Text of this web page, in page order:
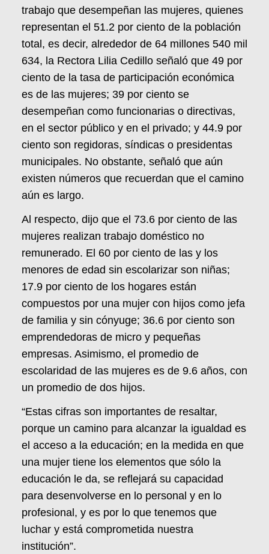
trabajo que desempeñan las mujeres, quienes
representan el 51.2 por ciento de la población
total, es decir, alrededor de 64 millones 540 mil
634, la Rectora Lilia Cedillo señaló que 49 por
ciento de la tasa de participación económica
es de las mujeres; 39 por ciento se
desempeñan como funcionarias o directivas,
en el sector público y en el privado; y 44.9 por
ciento son regidoras, síndicas o presidentas
municipales. No obstante, señaló que aún
existen números que recuerdan que el camino
aún es largo.
Al respecto, dijo que el 73.6 por ciento de las
mujeres realizan trabajo doméstico no
remunerado. El 60 por ciento de las y los
menores de edad sin escolarizar son niñas;
17.9 por ciento de los hogares están
compuestos por una mujer con hijos como jefa
de familia y sin cónyuge; 36.6 por ciento son
emprendedoras de micro y pequeñas
empresas. Asimismo, el promedio de
escolaridad de las mujeres es de 9.6 años, con
un promedio de dos hijos.
“Estas cifras son importantes de resaltar,
porque un camino para alcanzar la igualdad es
el acceso a la educación; en la medida en que
una mujer tiene los elementos que sólo la
educación le da, se reflejará su capacidad
para desenvolverse en lo personal y en lo
profesional, y es por lo que tenemos que
luchar y está comprometida nuestra
institución”.